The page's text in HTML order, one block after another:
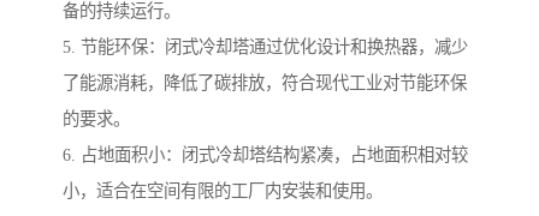
备的持续运行。
5. 节能环保：闭式冷却塔通过优化设计和换热器，减少
了能源消耗，降低了碳排放，符合现代工业对节能环保
的要求。
6. 占地面积小：闭式冷却塔结构紧凑，占地面积相对较
小，适合在空间有限的工厂内安装和使用。